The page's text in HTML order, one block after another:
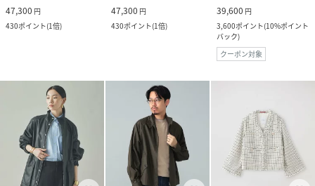
47,300 円
430ポイント(1倍)
47,300 円
430ポイント(1倍)
39,600 円
3,600ポイント(10%ポイント
バック)
クーポン対象